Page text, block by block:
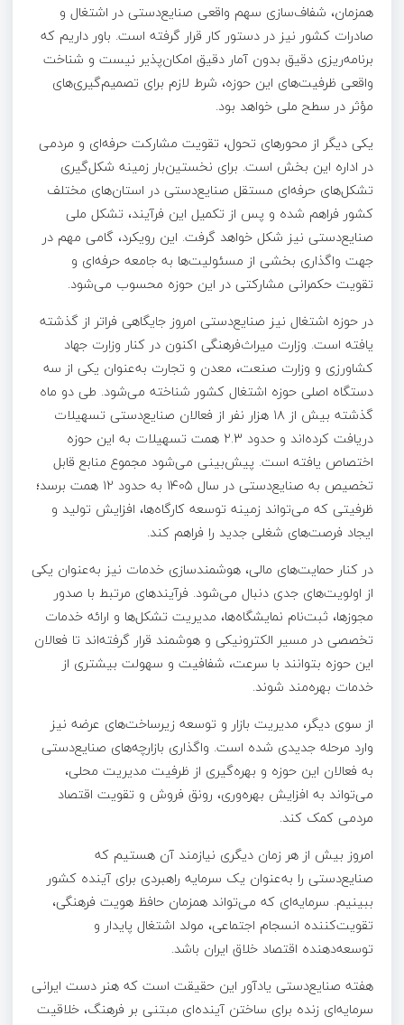
همزمان، شفاف‌سازی سهم واقعی صنایع‌دستی در اشتغال و
صادرات کشور نیز در دستور کار قرار گرفته است. باور داریم که
برنامه‌ریزی دقیق بدون آمار دقیق امکان‌پذیر نیست و شناخت
واقعی ظرفیت‌های این حوزه، شرط لازم برای تصمیم‌گیری‌های
مؤثر در سطح ملی خواهد بود.
یکی دیگر از محورهای تحول، تقویت مشارکت حرفه‌ای و مردمی
در اداره این بخش است. برای نخستین‌بار زمینه شکل‌گیری
تشکل‌های حرفه‌ای مستقل صنایع‌دستی در استان‌های مختلف
کشور فراهم شده و پس از تکمیل این فرآیند، تشکل ملی
صنایع‌دستی نیز شکل خواهد گرفت. این رویکرد، گامی مهم در
جهت واگذاری بخشی از مسئولیت‌ها به جامعه حرفه‌ای و
تقویت حکمرانی مشارکتی در این حوزه محسوب می‌شود.
در حوزه اشتغال نیز صنایع‌دستی امروز جایگاهی فراتر از گذشته
یافته است. وزارت میراث‌فرهنگی اکنون در کنار وزارت جهاد
کشاورزی و وزارت صنعت، معدن و تجارت به‌عنوان یکی از سه
دستگاه اصلی حوزه اشتغال کشور شناخته می‌شود. طی دو ماه
گذشته بیش از ۱۸ هزار نفر از فعالان صنایع‌دستی تسهیلات
دریافت کرده‌اند و حدود ۲.۳ همت تسهیلات به این حوزه
اختصاص یافته است. پیش‌بینی می‌شود مجموع منابع قابل
تخصیص به صنایع‌دستی در سال ۱۴۰۵ به حدود ۱۲ همت برسد؛
ظرفیتی که می‌تواند زمینه توسعه کارگاه‌ها، افزایش تولید و
ایجاد فرصت‌های شغلی جدید را فراهم کند.
در کنار حمایت‌های مالی، هوشمندسازی خدمات نیز به‌عنوان یکی
از اولویت‌های جدی دنبال می‌شود. فرآیندهای مرتبط با صدور
مجوزها، ثبت‌نام نمایشگاه‌ها، مدیریت تشکل‌ها و ارائه خدمات
تخصصی در مسیر الکترونیکی و هوشمند قرار گرفته‌اند تا فعالان
این حوزه بتوانند با سرعت، شفافیت و سهولت بیشتری از
خدمات بهره‌مند شوند.
از سوی دیگر، مدیریت بازار و توسعه زیرساخت‌های عرضه نیز
وارد مرحله جدیدی شده است. واگذاری بازارچه‌های صنایع‌دستی
به فعالان این حوزه و بهره‌گیری از ظرفیت مدیریت محلی،
می‌تواند به افزایش بهره‌وری، رونق فروش و تقویت اقتصاد
مردمی کمک کند.
امروز بیش از هر زمان دیگری نیازمند آن هستیم که
صنایع‌دستی را به‌عنوان یک سرمایه راهبردی برای آینده کشور
ببینیم. سرمایه‌ای که می‌تواند همزمان حافظ هویت فرهنگی،
تقویت‌کننده انسجام اجتماعی، مولد اشتغال پایدار و
توسعه‌دهنده اقتصاد خلاق ایران باشد.
هفته صنایع‌دستی یادآور این حقیقت است که هنر دست ایرانی
سرمایه‌ای زنده برای ساختن آینده‌ای مبتنی بر فرهنگ، خلاقیت